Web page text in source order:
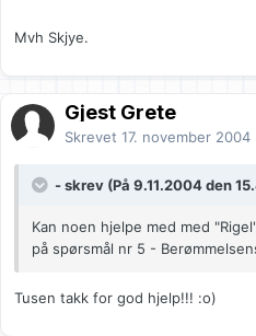
Mvh Skjye.
Gjest Grete
Skrevet 17. november 2004
- skrev (På 9.11.2004 den
Kan noen hjelpe med med
på spørsmål nr 5 -
Tusen takk for god hjelp!!! :o)